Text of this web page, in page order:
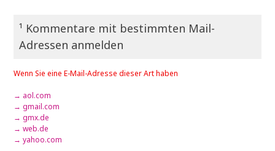
¹ Kommentare mit bestimmten Mail-
Adressen anmelden
Wenn Sie eine E-Mail-Adresse dieser Art haben
→ aol.com
→ gmail.com
→ gmx.de
→ web.de
→ yahoo.com